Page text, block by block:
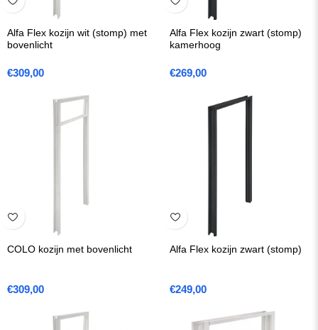
Alfa Flex kozijn wit (stomp) met
bovenlicht
€309,00
Alfa Flex kozijn zwart (stomp)
kamerhoog
€269,00
COLO kozijn met bovenlicht
€309,00
Alfa Flex kozijn zwart (stomp)
€249,00